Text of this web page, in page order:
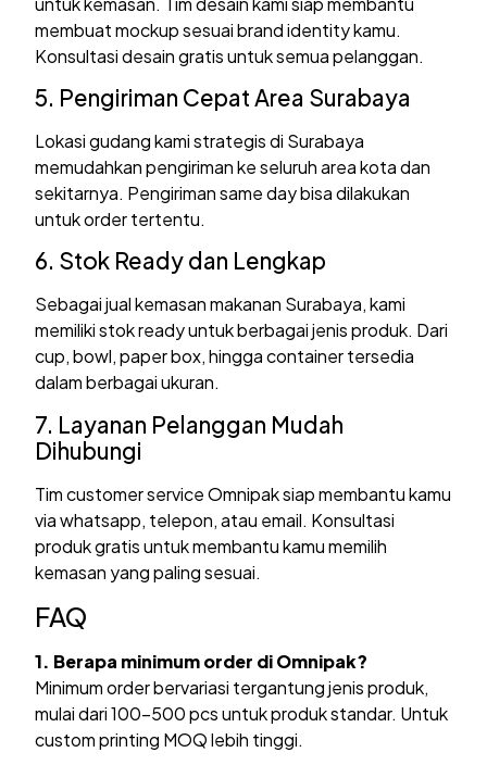
membuat mockup sesuai brand identity kamu.
Konsultasi desain gratis untuk semua pelanggan.
5. Pengiriman Cepat Area Surabaya
Lokasi gudang kami strategis di Surabaya
memudahkan pengiriman ke seluruh area kota dan
sekitarnya. Pengiriman same day bisa dilakukan
untuk order tertentu.
6. Stok Ready dan Lengkap
Sebagai jual kemasan makanan Surabaya, kami
memiliki stok ready untuk berbagai jenis produk. Dari
cup, bowl, paper box, hingga container tersedia
dalam berbagai ukuran.
7. Layanan Pelanggan Mudah
Dihubungi
Tim customer service Omnipak siap membantu kamu
via whatsapp, telepon, atau email. Konsultasi
produk gratis untuk membantu kamu memilih
kemasan yang paling sesuai.
FAQ
1. Berapa minimum order di Omnipak?
Minimum order bervariasi tergantung jenis produk,
mulai dari 100-500 pcs untuk produk standar. Untuk
custom printing MOQ lebih tinggi.